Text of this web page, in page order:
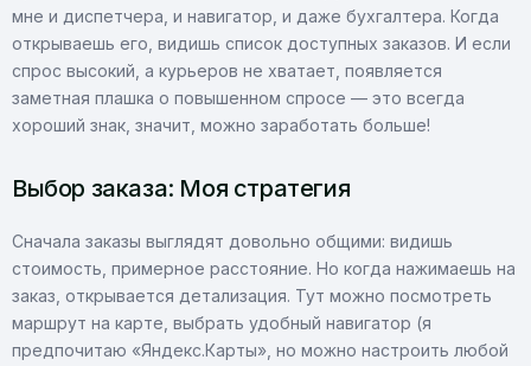
мне и диспетчера, и навигатор, и даже бухгалтера. Когда
открываешь его, видишь список доступных заказов. И если
спрос высокий, а курьеров не хватает, появляется
заметная плашка о повышенном спросе — это всегда
хороший знак, значит, можно заработать больше!
Выбор заказа: Моя стратегия
Сначала заказы выглядят довольно общими: видишь
стоимость, примерное расстояние. Но когда нажимаешь на
заказ, открывается детализация. Тут можно посмотреть
маршрут на карте, выбрать удобный навигатор (я
предпочитаю «Яндекс.Карты», но можно настроить любой